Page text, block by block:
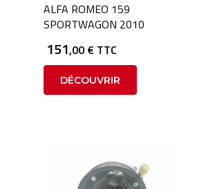
ALFA ROMEO 159
SPORTWAGON 2010
151,00 € TTC
DÉCOUVRIR